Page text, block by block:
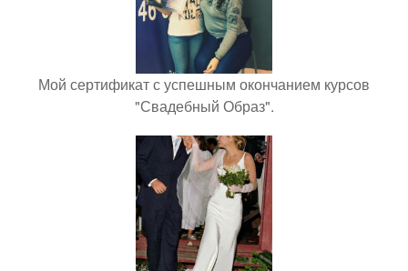
Мой сертификат с успешным окончанием курсов
"Свадебный Образ".